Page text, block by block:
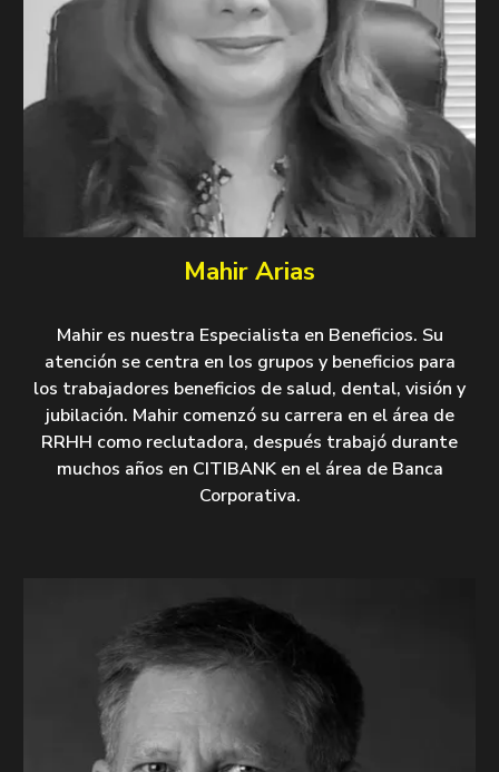
Mahir Arias
Mahir es nuestra Especialista en Beneficios. Su
atención se centra en los grupos y beneficios para
los trabajadores beneficios de salud, dental, visión y
jubilación. Mahir comenzó su carrera en el área de
RRHH como reclutadora, después trabajó durante
muchos años en CITIBANK en el área de Banca
Corporativa.